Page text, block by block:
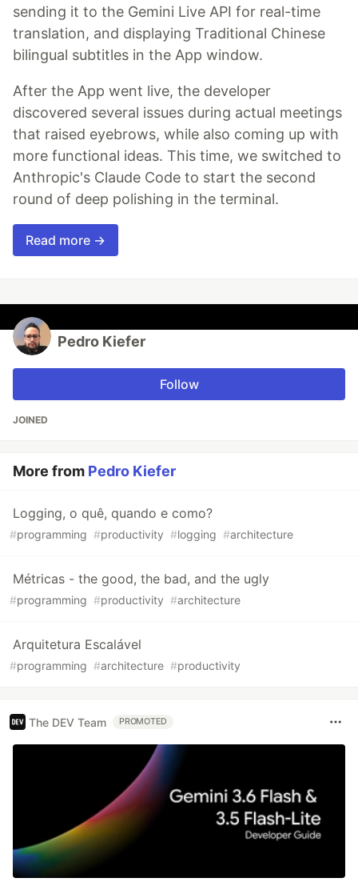
sending it to the Gemini Live API for real-time
translation, and displaying Traditional Chinese
bilingual subtitles in the App window.
After the App went live, the developer
discovered several issues during actual meetings
that raised eyebrows, while also coming up with
more functional ideas. This time, we switched to
Anthropic's Claude Code to start the second
round of deep polishing in the terminal.
Read more →
Pedro Kiefer
Follow
JOINED
More from Pedro Kiefer
Logging, o quê, quando e como?
#programming #productivity #logging #architecture
Métricas - the good, the bad, and the ugly
#programming #productivity #architecture
Arquitetura Escalável
#programming #architecture #productivity
The DEV Team PROMOTED